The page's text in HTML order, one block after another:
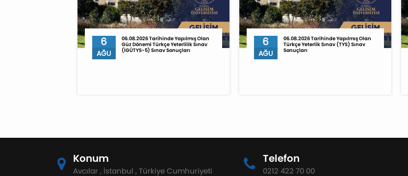
6
AĞU
06.08.2026 Tarihinde Yapılmış Olan
Güz Dönemi Türkçe Yeterlilik Sınav
(İGÜTYS-5) Sınav Sonuçları
6
AĞU
06.08.2026 Tarihinde Yapılmış Olan
Türkçe Yeterlik Sınav (TYS) Sınav
Sonuçları
Konum
Avcılar , İstanbul , Türkiye Cumhuriyeti
Telefon
0212 422 70 00